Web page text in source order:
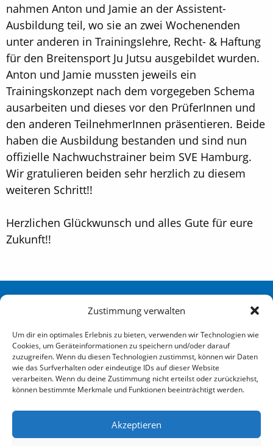
Zustimmung verwalten
Um dir ein optimales Erlebnis zu bieten, verwenden wir Technologien wie
Cookies, um Geräteinformationen zu speichern und/oder darauf
zuzugreifen. Wenn du diesen Technologien zustimmst, können wir Daten
wie das Surfverhalten oder eindeutige IDs auf dieser Website
verarbeiten. Wenn du deine Zustimmung nicht erteilst oder zurückziehst,
können bestimmte Merkmale und Funktionen beeinträchtigt werden.
Akzeptieren
nahmen Anton und Jamie an der Assistent-
Ausbildung teil, wo sie an zwei Wochenenden
unter anderen in Trainingslehre, Recht- & Haftung
für den Breitensport Ju Jutsu ausgebildet wurden.
Anton und Jamie mussten jeweils ein
Trainingskonzept nach dem vorgegeben Schema
ausarbeiten und dieses vor den PrüferInnen und
den anderen TeilnehmerInnen präsentieren. Beide
haben die Ausbildung bestanden und sind nun
offizielle Nachwuchstrainer beim SVE Hamburg.
Wir gratulieren beiden sehr herzlich zu diesem
weiteren Schritt!!
Herzlichen Glückwunsch und alles Gute für eure
Zukunft!!
Sportverein Eidelstedt Hamburg von 1880 e. V.
Redingskamp 25 22523 Hamburg
040 / 570 007-0
info@sve-hamburg.de